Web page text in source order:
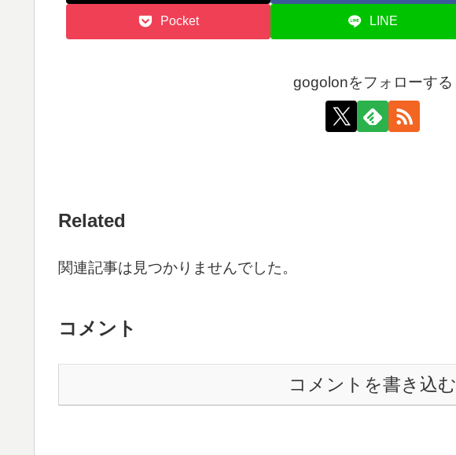
Pocket LINE
gogolonをフォローする
Related
関連記事は見つかりませんでした。
コメント
コメントを書き込む